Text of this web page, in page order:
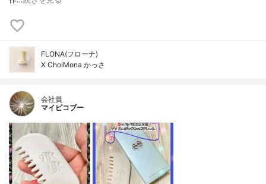
FLONA(フローナ)
X ChoiMona かっさ
会社員
マイピコブー